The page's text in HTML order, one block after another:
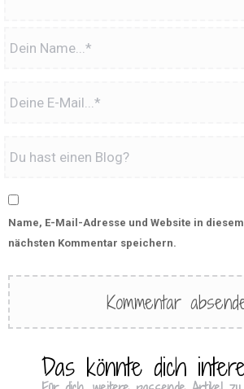
Name, E-Mail-Adresse und Website in
nächsten Kommentar speichern.
Das könnte dich